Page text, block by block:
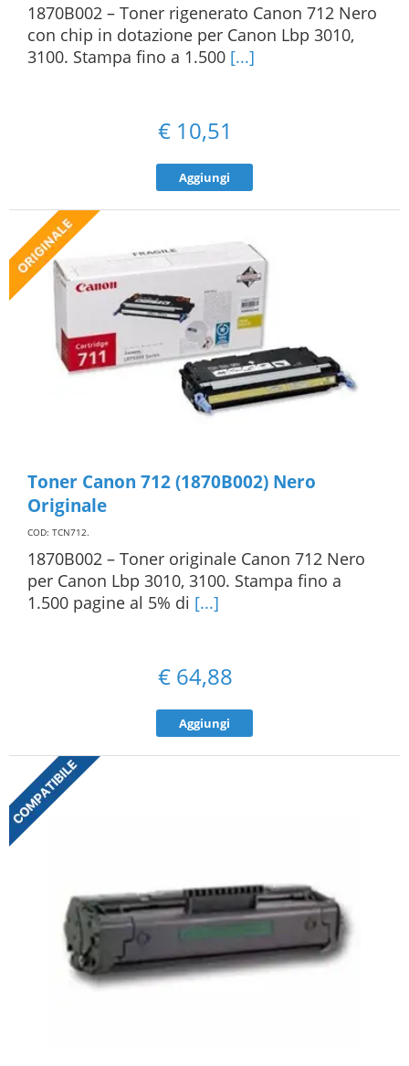
1870B002 – Toner rigenerato Canon 712 Nero
con chip in dotazione per Canon Lbp 3010,
3100. Stampa fino a 1.500 [...]
€ 10,51
Aggiungi
Toner Canon 712 (1870B002) Nero
Originale
COD: TCN712.
1870B002 – Toner originale Canon 712 Nero
per Canon Lbp 3010, 3100. Stampa fino a
1.500 pagine al 5% di [...]
€ 64,88
Aggiungi